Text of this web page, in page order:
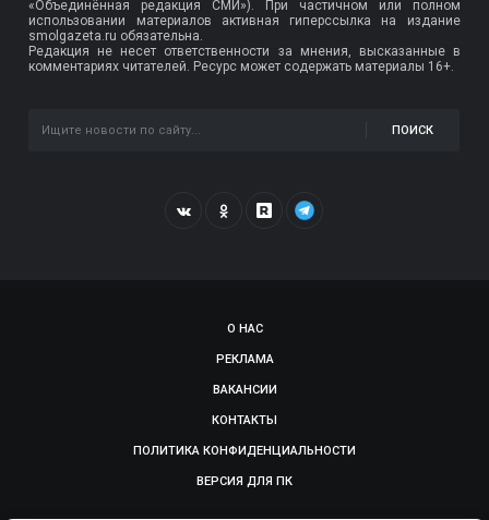
«Объединённая редакция СМИ»). При частичном или полном
использовании материалов активная гиперссылка на издание
smolgazeta.ru обязательна.
Редакция не несет ответственности за мнения, высказанные в
комментариях читателей. Ресурс может содержать материалы 16+.
ПОИСК
О НАС
РЕКЛАМА
ВАКАНСИИ
КОНТАКТЫ
ПОЛИТИКА КОНФИДЕНЦИАЛЬНОСТИ
ВЕРСИЯ ДЛЯ ПК